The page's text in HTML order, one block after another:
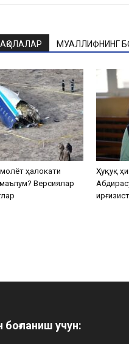
МУАЛЛИФНИНГ
ҳалокати
Версиялар
Ҳуқуқ
боғланиш учун: